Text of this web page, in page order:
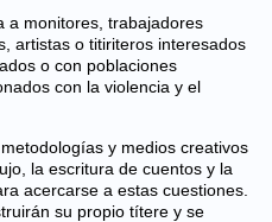
a monitores, trabajadores
artistas o titiriteros interesados
o con poblaciones
con la violencia y el
y medios creativos
la escritura de cuentos y la
acercarse a estas cuestiones.
su propio títere y se